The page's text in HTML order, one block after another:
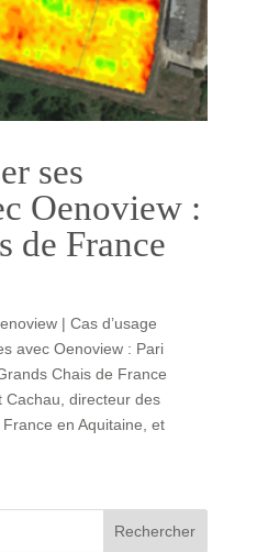
ses
Oenoview :
de France
| Cas d’usage
avec Oenoview : Pari
Chais de France
Cachau, directeur des
en Aquitaine, et